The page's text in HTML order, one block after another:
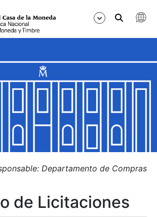
Departamento de Compras
de Licitaciones